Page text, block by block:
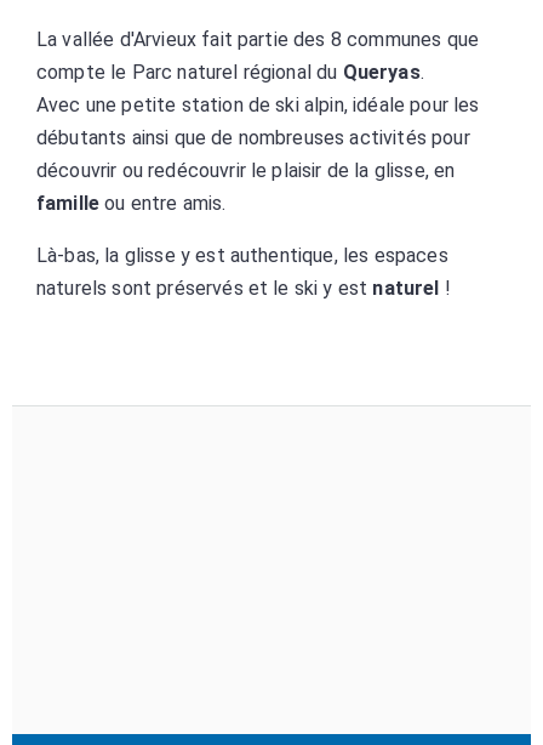
La vallée d'Arvieux fait partie des 8 communes que
compte le Parc naturel régional du Queryas.
Avec une petite station de ski alpin, idéale pour les
débutants ainsi que de nombreuses activités pour
découvrir ou redécouvrir le plaisir de la glisse, en
famille ou entre amis.
Là-bas, la glisse y est authentique, les espaces
naturels sont préservés et le ski y est naturel !